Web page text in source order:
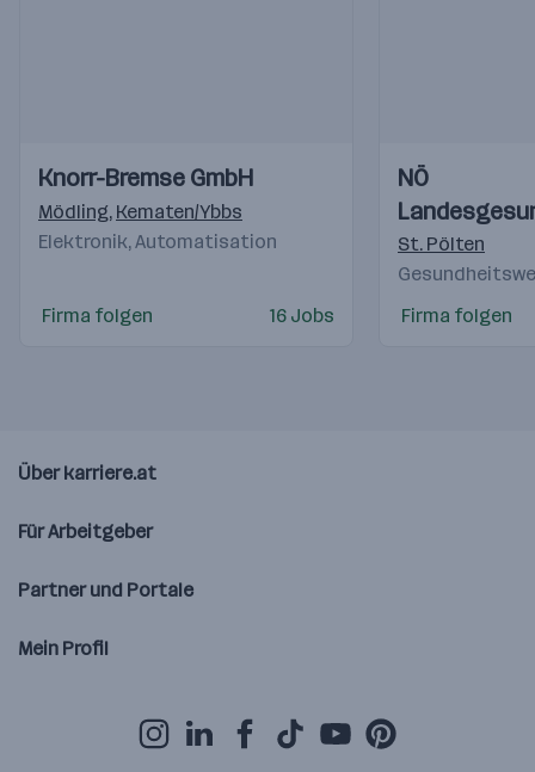
Videos
Einblicke
Einblicke
Knorr-Bremse GmbH
Mödling, Kematen/Ybbs
Elektronik, Automatisation
Firma folgen 16 Jobs
Videos
Einblicke
Einblicke
NÖ
St. Pölten
Firma folgen
Über karriere.at
Für Arbeitgeber
Partner und Portale
Mein Profil